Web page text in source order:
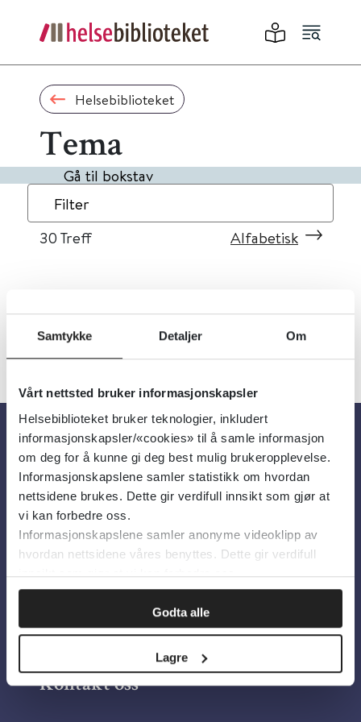
Samtykke Detaljer Om
Vårt nettsted bruker informasjonskapsler
Helsebiblioteket bruker teknologier, inkludert
informasjonskapsler/«cookies» til å samle informasjon
om deg for å kunne gi deg best mulig brukeropplevelse.
Informasjonskapslene samler statistikk om hvordan
nettsidene brukes. Dette gir verdifull innsikt som gjør at
vi kan forbedre oss.
Informasjonskapslene samler anonyme videoklipp av
hvordan nettsidene våres benyttes. Dette gir verdifull
innsikt som gjør at vi kan forbedre oss.
Godta alle
Lagre
Helsebiblioteket
Tema
Gå til bokstav
Filter
30 Treff Alfabetisk
« 1 »
Om oss
Om Helsebiblioteket
Personvern og informasjonskapsler
Tilgjengelighetserklæring
Information in English
Bilder fra Colourbox.com
Kontakt oss